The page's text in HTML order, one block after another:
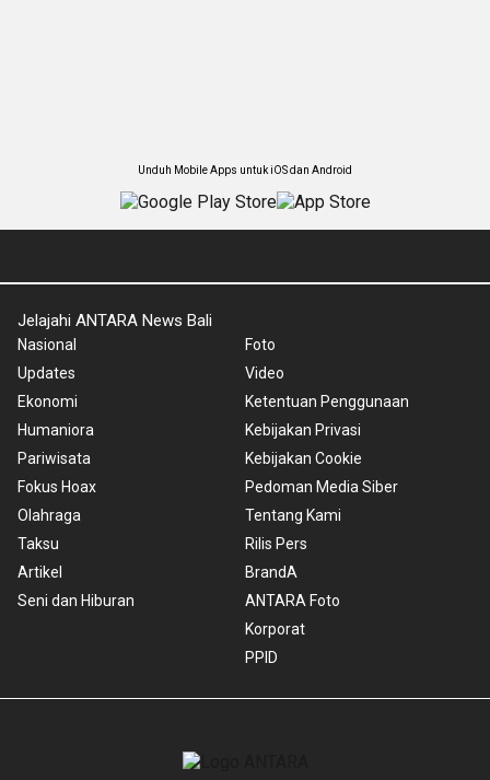
Unduh Mobile Apps untuk iOS dan Android
Jelajahi ANTARA News Bali
Nasional
Updates
Ekonomi
Humaniora
Pariwisata
Fokus Hoax
Olahraga
Taksu
Artikel
Seni dan Hiburan
Foto
Video
Ketentuan Penggunaan
Kebijakan Privasi
Kebijakan Cookie
Pedoman Media Siber
Tentang Kami
Rilis Pers
BrandA
ANTARA Foto
Korporat
PPID